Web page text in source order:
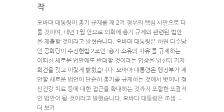
작
오바마 대통령이 총기 규제를 제 2기 정부의 핵심 사안으로 다
룰 것이며, 내년 1월 안으로 의회에 총기 규제와 관련된 법안
을 제출할 것이라고 밝혔습니다. 오바마 대통령은 하원 다수당
인 공화당이 수정헌법 2조인 ‘총기 소유의 자유’를 규제하는
어떠한 새로운 법안에도 반대할 것이라는 입장을 밝힌뒤 기자
회견을 갖고 이렇게 밝혔습니다. 오바마 대통령은 행정부가 제
안할 새로운 법안이 단순히 총기를 규제하는 것에서 벗어나 정
신건강 치료 등에 대한 접근을 확대하는 것까지 포함한 포괄적
인 법안이 될 것이라고 말했습니다. 오바다 대통령은 조셉 →
더 보기